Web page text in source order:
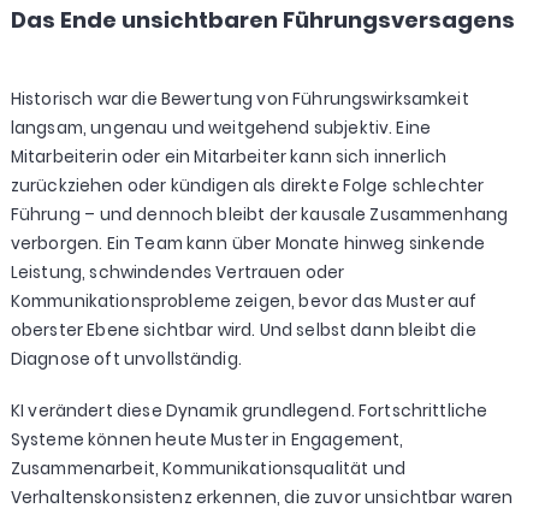
Das Ende unsichtbaren Führungsversagens
Historisch war die Bewertung von Führungswirksamkeit
langsam, ungenau und weitgehend subjektiv. Eine
Mitarbeiterin oder ein Mitarbeiter kann sich innerlich
zurückziehen oder kündigen als direkte Folge schlechter
Führung – und dennoch bleibt der kausale Zusammenhang
verborgen. Ein Team kann über Monate hinweg sinkende
Leistung, schwindendes Vertrauen oder
Kommunikationsprobleme zeigen, bevor das Muster auf
oberster Ebene sichtbar wird. Und selbst dann bleibt die
Diagnose oft unvollständig.
KI verändert diese Dynamik grundlegend. Fortschrittliche
Systeme können heute Muster in Engagement,
Zusammenarbeit, Kommunikationsqualität und
Verhaltenskonsistenz erkennen, die zuvor unsichtbar waren